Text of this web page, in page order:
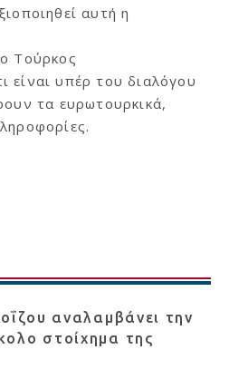
αυτή η
Τούρκος
είναι υπέρ του διαλόγου
τα ευρωτουρκικά,
αναλαμβάνει την
στοίχημα της